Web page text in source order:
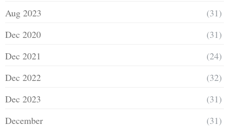
Aug 2023
(31)
Dec 2020
(31)
Dec 2021
(24)
Dec 2022
(32)
Dec 2023
(31)
December
(31)